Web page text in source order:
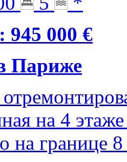
945 000 €
Париже
на 4
на границе